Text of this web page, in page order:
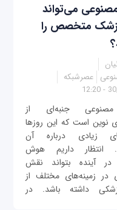
می‌تواند
متخصص را
عصرشبکه
جنبه‌ای از
نوین است که این روزها
زیادی درباره آن
انتظار داریم هوش
آینده بتواند نقش
در زمینه‌های مختلف از
داشته باشد. در